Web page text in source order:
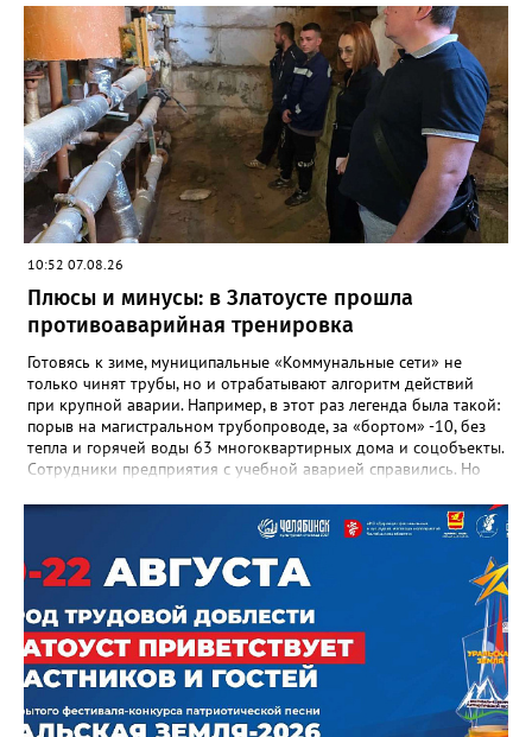
«Благодаря её мудрому руководству в школе сформировался
сильный педагогический коллектив, объединённый общими
ценностями и любовью к своему делу. Для многих Галина
Ивановна навсегда останется не только талантливым
руководителем, но и настоящим Учителем с большой буквы», -
говорится в сообществе школы №23 во ВКонтакте. Свои
соболезнования семье Галины Ивановны выразил глава
Златоуста Олег Решетников. «Её вклад зафиксирован в
важнейших документах школы, но главное - он остался в
людях: в тех учителях, которых она поддержала, в тех
учениках, которых она вдохновила. Заслуженный учитель РФ,
«Отличник народного просвещения», обладатель медали «За
доблестный труд», Галина Ивановна оставила не только
награды и документы, но и работающий, живой механизм
школы, который продолжает жить её принципами», - говорится
в некрологе.
10:52 07.08.26
Плюсы и минусы: в Златоусте прошла
противоаварийная тренировка
Готовясь к зиме, муниципальные «Коммунальные сети» не
только чинят трубы, но и отрабатывают алгоритм действий
при крупной аварии. Например, в этот раз легенда была такой:
порыв на магистральном трубопроводе, за «бортом» -10, без
тепла и горячей воды 63 многоквартирных дома и соцобъекты.
Сотрудники предприятия с учебной аварией справились. Но
отметили и недочёты. «Например, управляющие компании
несвоевременно приняли меры для предотвращения
“перемерзания” общей домовой тепловой сети
многоквартирного дома, отсутствовало взаимодействие с
ресурсоснабжающей организацией, ЕДДС и иными службами»,
— сообщила начальник Главного управления ГЖИ Ирина
Настенко. В следующий раз, рекомендовали в
Госжилинспекции, службы должны действовать слаженно. И
оперативно делиться информацией со всеми
заинтересованными – от поставщика тепла до конечных
потребителей.